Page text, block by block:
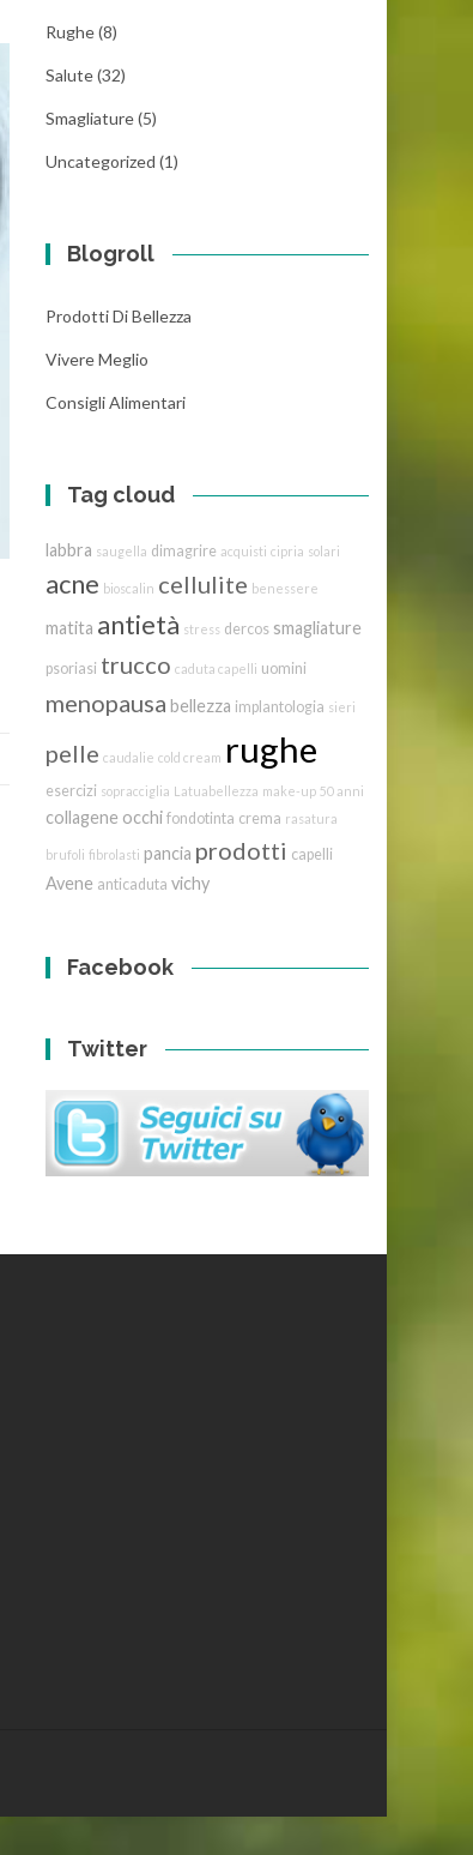
Rughe(8)
Salute(32)
Smagliature(5)
Uncategorized (1)
Blogroll
Prodotti Di Bellezza
Vivere Meglio
Consigli Alimentari
Tag cloud
labbra saugella dimagrire acquisti cipria solari
acne bioscalin cellulite benessere
matita antietà stress dercos smagliature
psoriasi trucco caduta capelli uomini
menopausa bellezza implantologia sieri
pelle caudalie cold cream rughe
esercizi sopracciglia Latuabellezza make-up 50 anni
collagene occhi fondotinta crema rasatura
brufoli fibrolasti pancia prodotti capelli
Avene anticaduta vichy
Facebook
Twitter